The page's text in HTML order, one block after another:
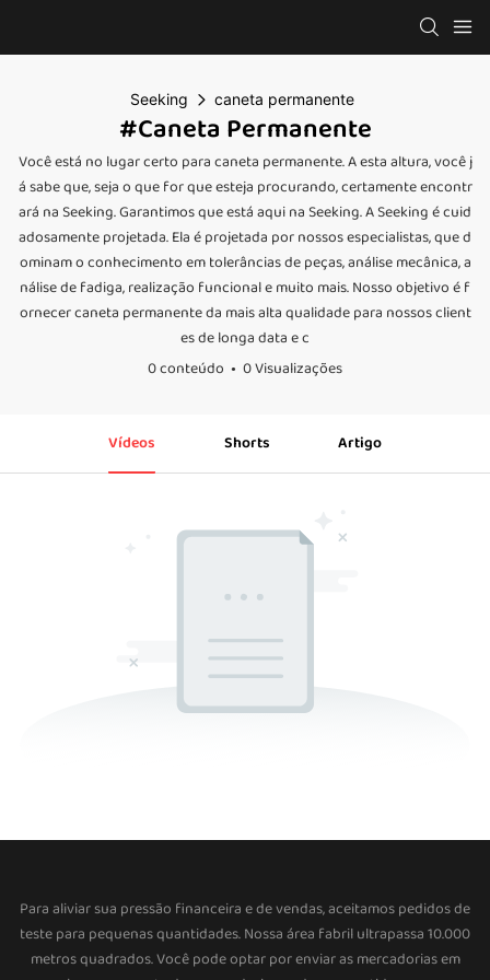
Seeking caneta permanente
#caneta Permanente
Você está no lugar certo para caneta permanente. A esta altura, você j
á sabe que, seja o que for que esteja procurando, certamente encontr
ará na Seeking. Garantimos que está aqui na Seeking. A Seeking é cuid
adosamente projetada. Ela é projetada por nossos especialistas, que d
ominam o conhecimento em tolerâncias de peças, análise mecânica, a
nálise de fadiga, realização funcional e muito mais. Nosso objetivo é f
ornecer caneta permanente da mais alta qualidade para nossos client
es de longa data e c
0 conteúdo
0 Visualizações
Vídeos Shorts Artigo
Para aliviar sua pressão financeira e de vendas, aceitamos pedidos de
teste para pequenas quantidades. Nossa área fabril ultrapassa 10.000
metros quadrados. Você pode optar por enviar as mercadorias em